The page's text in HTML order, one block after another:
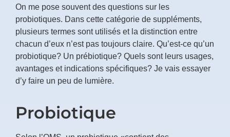
On me pose souvent des questions sur les
probiotiques. Dans cette catégorie de suppléments,
plusieurs termes sont utilisés et la distinction entre
chacun d’eux n’est pas toujours claire. Qu’est-ce qu’un
probiotique? Un prébiotique? Quels sont leurs usages,
avantages et indications spécifiques? Je vais essayer
d’y faire un peu de lumière.
Probiotique